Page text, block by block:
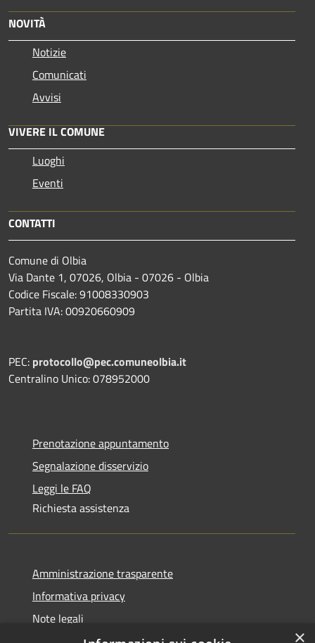
NOVITÀ
Notizie
Comunicati
Avvisi
VIVERE IL COMUNE
Luoghi
Eventi
CONTATTI
Comune di Olbia
Via Dante 1, 07026, Olbia - 07026 - Olbia
Codice Fiscale: 91008330903
Partita IVA: 00920660909
PEC: protocollo@pec.comuneolbia.it
Centralino Unico: 078952000
Prenotazione appuntamento
Segnalazione disservizio
Leggi le FAQ
Richiesta assistenza
Amministrazione trasparente
Informativa privacy
Note legali
×